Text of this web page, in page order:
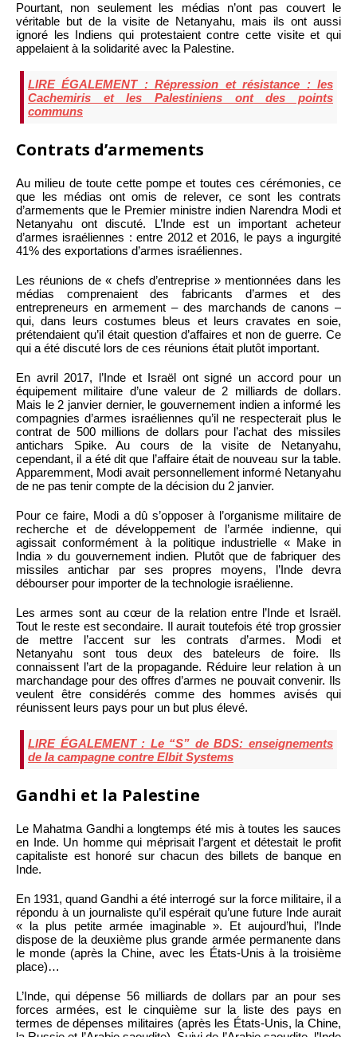
Pourtant, non seulement les médias n’ont pas couvert le
véritable but de la visite de Netanyahu, mais ils ont aussi
ignoré les Indiens qui protestaient contre cette visite et qui
appelaient à la solidarité avec la Palestine.
LIRE ÉGALEMENT : Répression et résistance : les
Cachemiris et les Palestiniens ont des points
communs
Contrats d’armements
Au milieu de toute cette pompe et toutes ces cérémonies, ce
que les médias ont omis de relever, ce sont les contrats
d’armements que le Premier ministre indien Narendra Modi et
Netanyahu ont discuté. L’Inde est un important acheteur
d’armes israéliennes : entre 2012 et 2016, le pays a ingurgité
41% des exportations d’armes israéliennes.
Les réunions de « chefs d’entreprise » mentionnées dans les
médias comprenaient des fabricants d’armes et des
entrepreneurs en armement – des marchands de canons –
qui, dans leurs costumes bleus et leurs cravates en soie,
prétendaient qu’il était question d’affaires et non de guerre. Ce
qui a été discuté lors de ces réunions était plutôt important.
En avril 2017, l’Inde et Israël ont signé un accord pour un
équipement militaire d’une valeur de 2 milliards de dollars.
Mais le 2 janvier dernier, le gouvernement indien a informé les
compagnies d’armes israéliennes qu’il ne respecterait plus le
contrat de 500 millions de dollars pour l’achat des missiles
antichars Spike. Au cours de la visite de Netanyahu,
cependant, il a été dit que l’affaire était de nouveau sur la table.
Apparemment, Modi avait personnellement informé Netanyahu
de ne pas tenir compte de la décision du 2 janvier.
Pour ce faire, Modi a dû s’opposer à l’organisme militaire de
recherche et de développement de l’armée indienne, qui
agissait conformément à la politique industrielle « Make in
India » du gouvernement indien. Plutôt que de fabriquer des
missiles antichar par ses propres moyens, l’Inde devra
débourser pour importer de la technologie israélienne.
Les armes sont au cœur de la relation entre l’Inde et Israël.
Tout le reste est secondaire. Il aurait toutefois été trop grossier
de mettre l’accent sur les contrats d’armes. Modi et
Netanyahu sont tous deux des bateleurs de foire. Ils
connaissent l’art de la propagande. Réduire leur relation à un
marchandage pour des offres d’armes ne pouvait convenir. Ils
veulent être considérés comme des hommes avisés qui
réunissent leurs pays pour un but plus élevé.
LIRE ÉGALEMENT : Le “S” de BDS: enseignements
de la campagne contre Elbit Systems
Gandhi et la Palestine
Le Mahatma Gandhi a longtemps été mis à toutes les sauces
en Inde. Un homme qui méprisait l’argent et détestait le profit
capitaliste est honoré sur chacun des billets de banque en
Inde.
En 1931, quand Gandhi a été interrogé sur la force militaire, il a
répondu à un journaliste qu’il espérait qu’une future Inde aurait
« la plus petite armée imaginable ». Et aujourd’hui, l’Inde
dispose de la deuxième plus grande armée permanente dans
le monde (après la Chine, avec les États-Unis à la troisième
place)…
L’Inde, qui dépense 56 milliards de dollars par an pour ses
forces armées, est le cinquième sur la liste des pays en
termes de dépenses militaires (après les États-Unis, la Chine,